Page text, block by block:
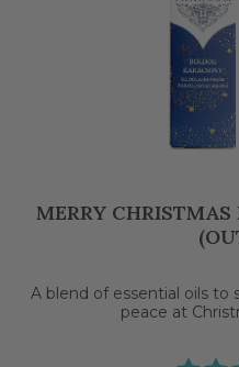
MERRY
A blend of essential oils
peace at